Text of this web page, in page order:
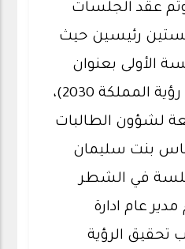
عقد الجلسات
رئيسين حيث
الأولى بعنوان
(أدوار التعليم وفق رؤية المملكة 2030)،
لشؤون الطالبات
بنت سليمان
في الشطر
عام ادارة
تحقيق الرؤية